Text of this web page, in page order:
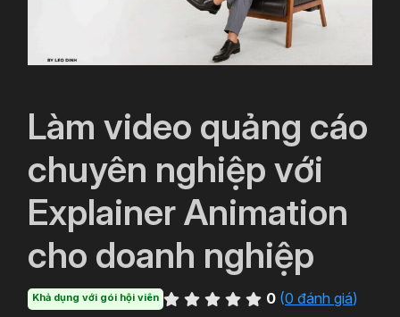
Làm video quảng cáo
chuyên nghiệp với
Explainer Animation
cho doanh nghiệp
Khả dụng với gói hội viên 0 (0 đánh giá)